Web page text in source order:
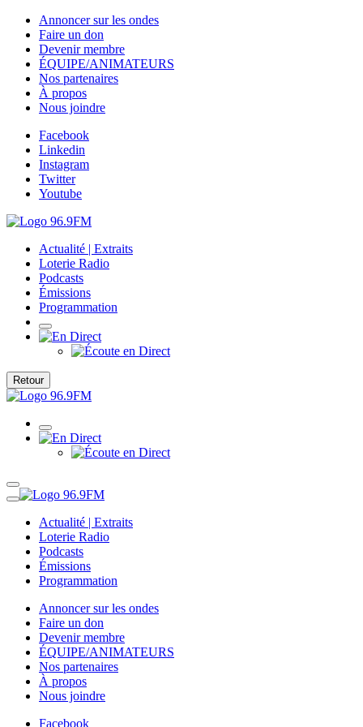
Annoncer sur les ondes
Faire un don
Devenir membre
ÉQUIPE/ANIMATEURS
Nos partenaires
À propos
Nous joindre
Facebook
Linkedin
Instagram
Twitter
Youtube
Actualité | Extraits
Loterie Radio
Podcasts
Émissions
Programmation
Retour
Actualité | Extraits
Loterie Radio
Podcasts
Émissions
Programmation
Annoncer sur les ondes
Faire un don
Devenir membre
ÉQUIPE/ANIMATEURS
Nos partenaires
À propos
Nous joindre
Facebook